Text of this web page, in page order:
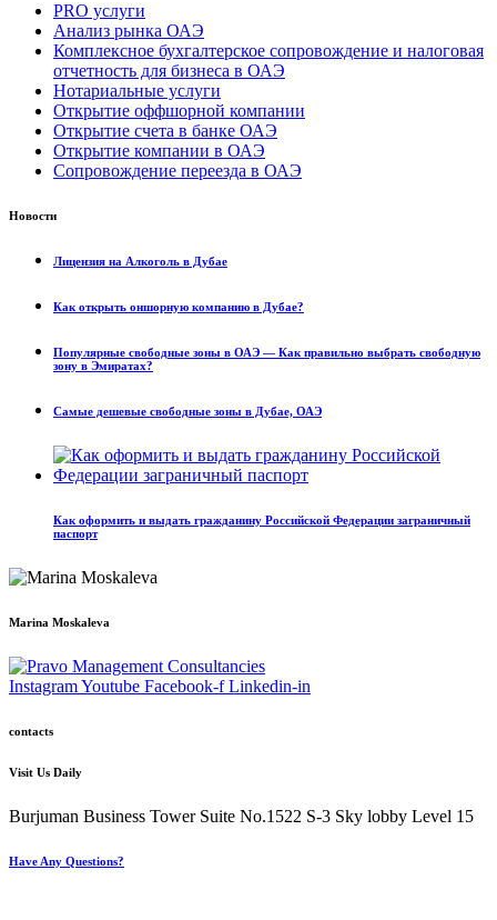
PRO услуги
Анализ рынка ОАЭ
Комплексное бухгалтерское сопровождение и налоговая
отчетность для бизнеса в ОАЭ
Нотариальные услуги
Открытие оффшорной компании
Открытие счета в банке ОАЭ
Открытие компании в ОАЭ
Сопровождение переезда в ОАЭ
Новости
Лицензия на Алкоголь в Дубае
Как открыть оншорную компанию в Дубае?
Популярные свободные зоны в ОАЭ — Как правильно выбрать свободную
зону в Эмиратах?
Самые дешевые свободные зоны в Дубае, ОАЭ
Как оформить и выдать гражданину Российской Федерации заграничный
паспорт
Marina Moskaleva
InstagramYoutube Facebook-f Linkedin-in
contacts
Visit Us Daily
Burjuman Business Tower Suite No.1522 S-3 Sky lobby Level 15
Have Any Questions?